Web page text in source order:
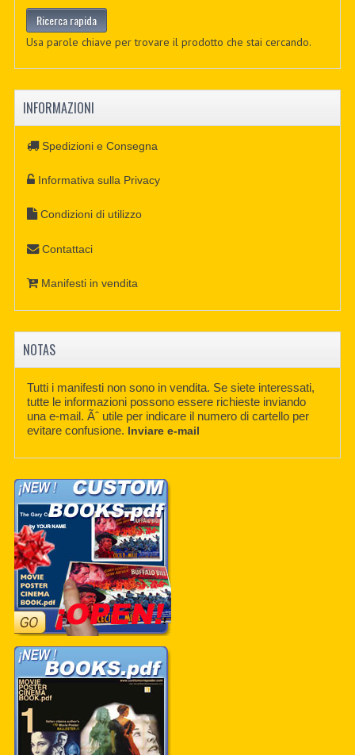
Usa parole chiave per trovare il prodotto che stai cercando.
INFORMAZIONI
Spedizioni e Consegna
Informativa sulla Privacy
Condizioni di utilizzo
Contattaci
Manifesti in vendita
NOTAS
Tutti i manifesti non sono in vendita. Se siete interessati,
tutte le informazioni possono essere richieste inviando
una e-mail. Ãˆ utile per indicare il numero di cartello per
evitare confusione. Inviare e-mail